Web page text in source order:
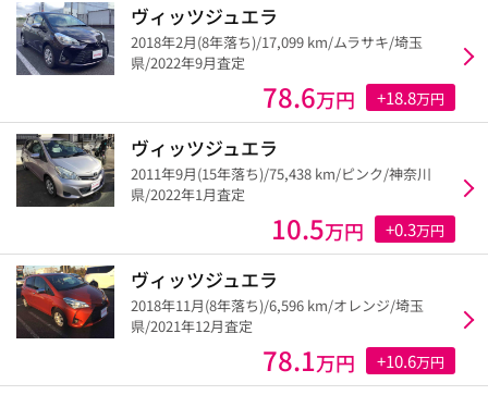
ヴィッツジュエラ
2018年2月(8年落ち)/17,099 km/ムラサキ/埼玉
県/2022年9月査定
78.6万円 +18.8万円
ヴィッツジュエラ
2011年9月(15年落ち)/75,438 km/ピンク/神奈川
県/2022年1月査定
10.5万円 +0.3万円
ヴィッツジュエラ
2018年11月(8年落ち)/6,596 km/オレンジ/埼玉
県/2021年12月査定
78.1万円 +10.6万円